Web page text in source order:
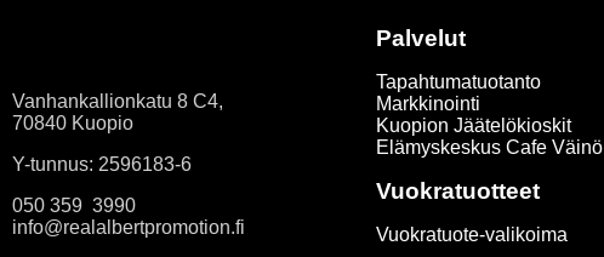
Vanhankallionkatu 8 C4,
70840 Kuopio
Y-tunnus: 2596183-6
050 359 3990
info@realalbertpromotion.fi
Palvelut
Tapahtumatuotanto
Markkinointi
Kuopion Jäätelökioskit
Elämyskeskus Cafe Väinö
Vuokratuotteet
Vuokratuote-valikoima